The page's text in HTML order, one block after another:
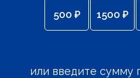
500 ₽ 1500 ₽
или введите сумму